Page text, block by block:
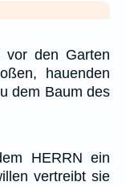
vor den Garten
hauenden
dem Baum des
HERRN ein
vertreibt sie